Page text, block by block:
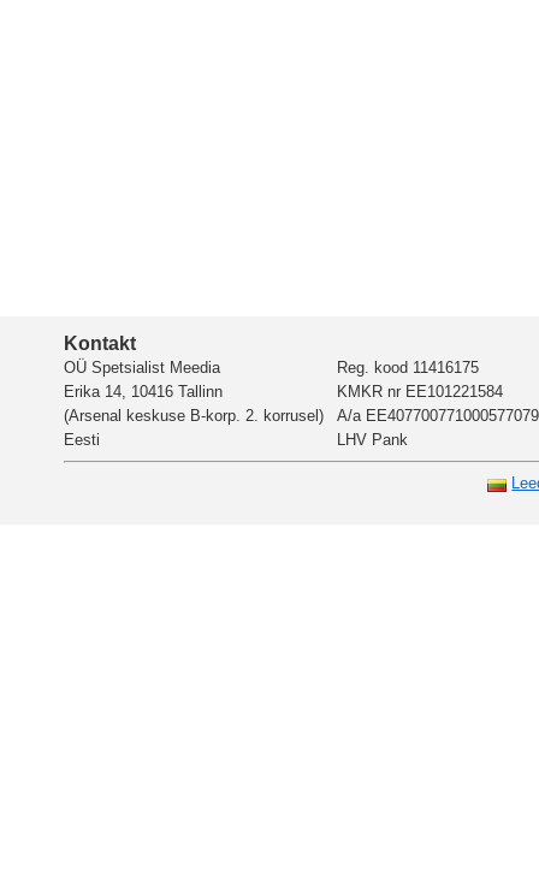
Kontakt
OÜ Spetsialist Meedia
Erika 14, 10416 Tallinn
(Arsenal keskuse B-korp. 2. korrusel)
Eesti
Reg. kood 11416175
KMKR nr EE101221584
A/a EE407700771000577079
LHV Pank